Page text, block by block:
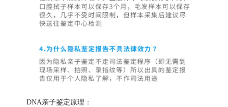
DNA亲子鉴定原理：